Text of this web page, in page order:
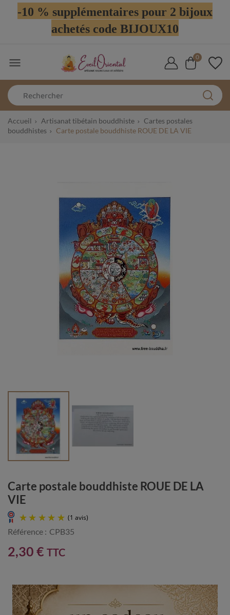
-10 % supplémentaires pour 2 bijoux
achetés code BIJOUX10
 0
Accueil Artisanat tibétain bouddhiste
Cartes postales
bouddhistes
Carte postale bouddhiste ROUE DE LA VIE
Carte postale bouddhiste ROUE DE LA
VIE
Référence : CPB35
2,30 € TTC